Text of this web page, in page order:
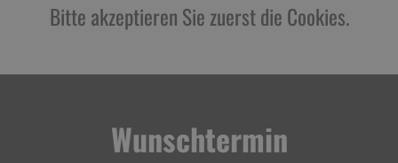
Bitte akzeptieren Sie zuerst die Cookies.
Wunschtermin